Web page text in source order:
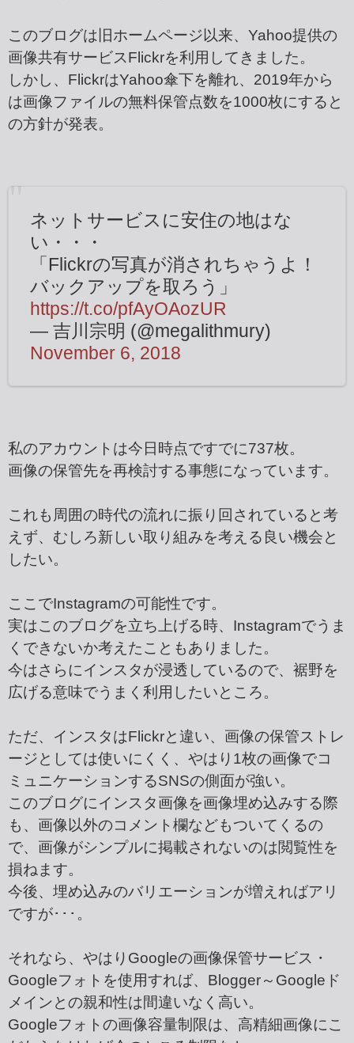
このブログは旧ホームページ以来、Yahoo提供の
画像共有サービスFlickrを利用してきました。
しかし、FlickrはYahoo傘下を離れ、2019年から
は画像ファイルの無料保管点数を1000枚にすると
の方針が発表。
ネットサービスに安住の地はな
い・・・
「Flickrの写真が消されちゃうよ！
バックアップを取ろう」
https://t.co/pfAyOAozUR
— 吉川宗明 (@megalithmury)
November 6, 2018
私のアカウントは今日時点ですでに737枚。
画像の保管先を再検討する事態になっています。
これも周囲の時代の流れに振り回されていると考
えず、むしろ新しい取り組みを考える良い機会と
したい。
ここでInstagramの可能性です。
実はこのブログを立ち上げる時、Instagramでうま
くできないか考えたこともありました。
今はさらにインスタが浸透しているので、裾野を
広げる意味でうまく利用したいところ。
ただ、インスタはFlickrと違い、画像の保管ストレ
ージとしては使いにくく、やはり1枚の画像でコ
ミュニケーションするSNSの側面が強い。
このブログにインスタ画像を画像埋め込みする際
も、画像以外のコメント欄などもついてくるの
で、画像がシンプルに掲載されないのは閲覧性を
損ねます。
今後、埋め込みのバリエーションが増えればアリ
ですが･･･。
それなら、やはりGoogleの画像保管サービス・
Googleフォトを使用すれば、Blogger～Googleド
メインとの親和性は間違いなく高い。
Googleフォトの画像容量制限は、高精細画像にこ